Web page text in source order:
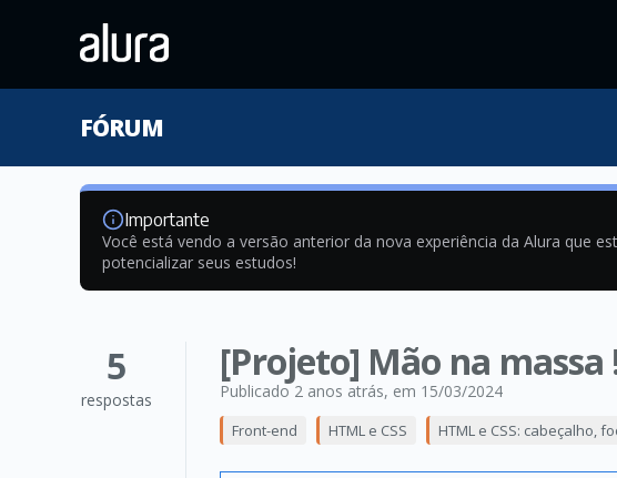
FÓRUM
Importante
Você está vendo a versão anterior da nova experiência da Alura que
potencializar seus estudos!
5
respostas
[Projeto] Mão na massa
Publicado 2 anos atrás, em 15/03/2024
Front-end HTML e CSS HTML e CSS: cabeçalho,